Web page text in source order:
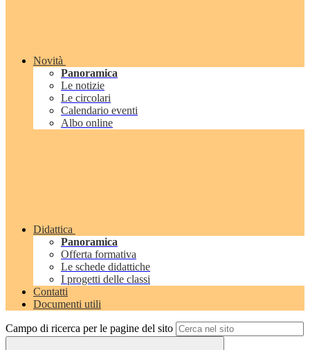
Novità
Panoramica
Le notizie
Le circolari
Calendario eventi
Albo online
Didattica
Panoramica
Offerta formativa
Le schede didattiche
I progetti delle classi
Contatti
Documenti utili
Campo di ricerca per le pagine del sito